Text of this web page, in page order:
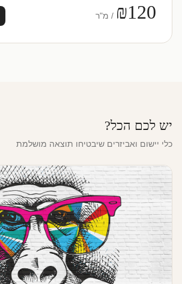
₪120 / מ"ר
יש לכם הכל?
כלי יישום ואביזרים שיבטיחו תוצאה מושלמת